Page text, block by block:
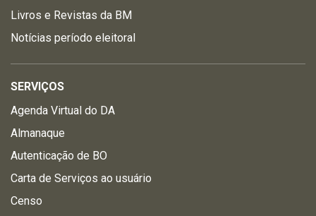
Livros e Revistas da BM
Notícias período eleitoral
SERVIÇOS
Agenda Virtual do DA
Almanaque
Autenticação de BO
Carta de Serviços ao usuário
Censo